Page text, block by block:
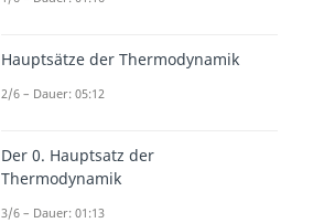
langsam ablaufenden Prozessen
vor.
tritt nur ein, wenn
zu- oder abgeführt wird. Das ist
Hauptsätze der Thermodynamik
2/6 – Dauer: 05:12
Der 0. Hauptsatz der
Thermodynamik
3/6 – Dauer: 01:13